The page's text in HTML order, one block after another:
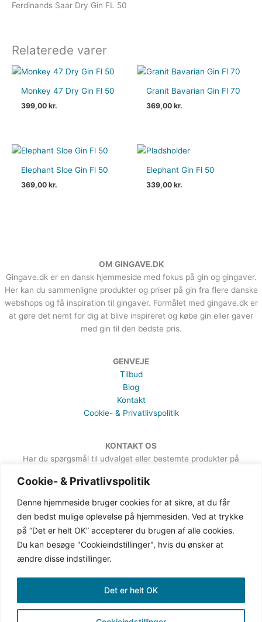
Cookie- & Privatlivspolitik
Denne hjemmeside bruger cookies for at sikre, at du får
den bedst mulige oplevelse på hjemmesiden. Ved at trykke
på “Det er helt OK” accepterer du brugen af alle cookies.
Du kan besøge "Cookieindstillinger", hvis du ønsker at
ændre disse indstillinger.
Det er helt OK
Ferdinands Saar Dry Gin FL 50
Relaterede varer
Monkey 47 Dry Gin Fl 50
399,00kr.
Granit Bavarian Gin Fl 70
369,00kr.
Elephant Sloe Gin Fl 50
369,00kr.
Elephant Gin Fl 50
339,00kr.
OM GINGAVE.DK
Gingave.dk er en dansk hjemmeside med fokus på gin og gingaver.
Her kan du sammenligne produkter og priser på gin fra flere danske
webshops og få inspiration til gingaver. Formålet med gingave.dk er
at gøre det nemt for dig at blive inspireret og købe gin eller gaver
med gin til den bedste pris.
GENVEJE
Tilbud
Blog
Kontakt
Cookie- & Privatlivspolitik
KONTAKT OS
Har du spørgsmål til udvalget eller bestemte produkter på
kan du gøre via formularen på Kontakt-siden.